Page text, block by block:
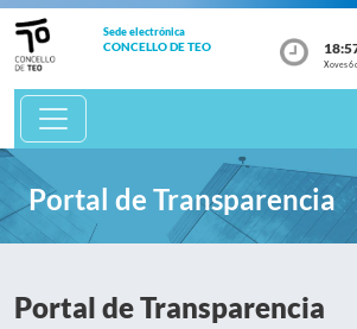
Sede electrónica
CONCELLO DE TEO
Xoves 6
Portal de Transparencia
Portal de Transparencia